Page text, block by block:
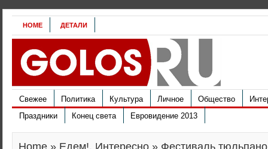
HOME ДЕТАЛИ
Свежее Политика Культура Личное Общество
Праздники
Конец света Евровидение 2013
Home » Едем!, Интересно » Фестиваль